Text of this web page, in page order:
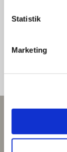
Statistik
Marketing
kategori/